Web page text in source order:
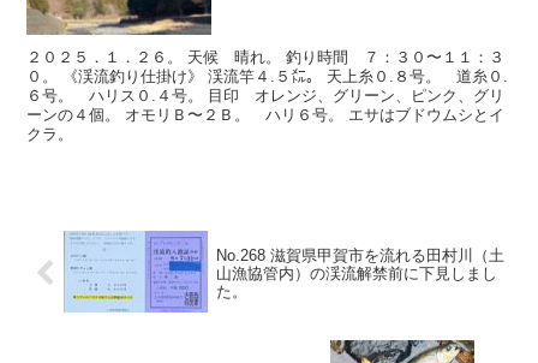
２０２５．１．２６。 天候 晴れ。 釣り時間 ７：３０〜１１：３
０。 《渓流釣り仕掛け》 渓流竿４.５㍍。 天上糸０.８号。 道糸０.
６号。 ハリス０.４号。 目印 オレンジ、グリーン、ピンク、グリ
ーンの４個。 オモリＢ〜２Ｂ。 ハリ６号。 エサはブドウムシとイ
クラ。
No.268 滋賀県甲賀市を流れる田村川（土
山漁協管内）の渓流解禁前に下見しまし
た。